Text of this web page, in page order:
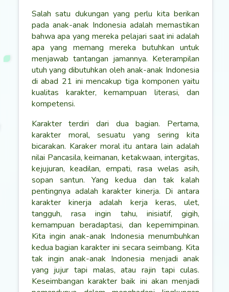
Salah satu dukungan yang perlu kita berikan
pada anak-anak Indonesia adalah memastikan
bahwa apa yang mereka pelajari saat ini adalah
apa yang memang mereka butuhkan untuk
menjawab tantangan jamannya. Keterampilan
utuh yang dibutuhkan oleh anak-anak Indonesia
di abad 21 ini mencakup tiga komponen yaitu
kualitas karakter, kemampuan literasi, dan
kompetensi.
Karakter terdiri dari dua bagian. Pertama,
karakter moral, sesuatu yang sering kita
bicarakan. Karaker moral itu antara lain adalah
nilai Pancasila, keimanan, ketakwaan, intergitas,
kejujuran, keadilan, empati, rasa welas asih,
sopan santun. Yang kedua dan tak kalah
pentingnya adalah karakter kinerja. Di antara
karakter kinerja adalah kerja keras, ulet,
tangguh, rasa ingin tahu, inisiatif, gigih,
kemampuan beradaptasi, dan kepemimpinan.
Kita ingin anak-anak Indonesia menumbuhkan
kedua bagian karakter ini secara seimbang. Kita
tak ingin anak-anak Indonesia menjadi anak
yang jujur tapi malas, atau rajin tapi culas.
Keseimbangan karakter baik ini akan menjadi